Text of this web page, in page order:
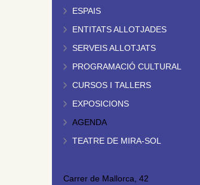
ESPAIS
ENTITATS ALLOTJADES
SERVEIS ALLOTJATS
PROGRAMACIÓ CULTURAL
CURSOS I TALLERS
EXPOSICIONS
AGENDA
TEATRE DE MIRA-SOL
Carrer de Mallorca, 42